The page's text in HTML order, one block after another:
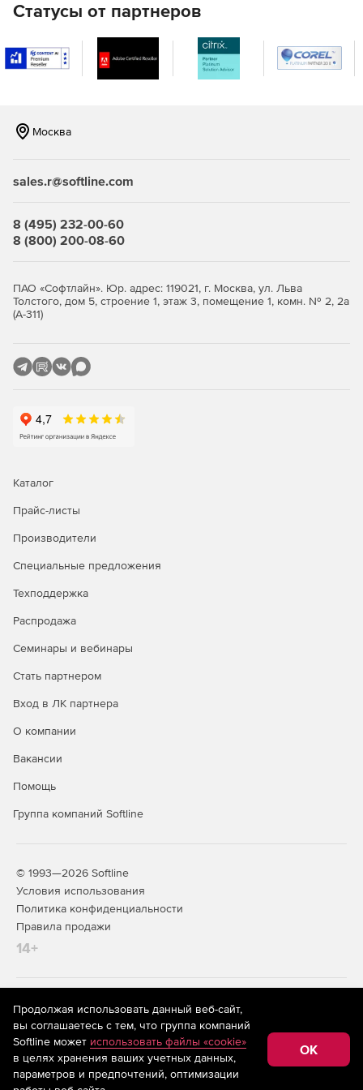
Действия пользователя в базах данных Exchange.
Отчет о перемещении почтовых ящиков.
Мониторинг услуг.
IMAP и т. д.).
Мониторинг потока электронной почты.
Мониторинг хранилища (почтовые ящики, базы
данных и диски).
Мониторинг ЦП и памяти сервера Exchange.
Мониторинг шаблонов входа пользователей.
ящика.
Полный список значений записей контроля доступа
Возможность следить за изменениями свойств
изменения ограничений размера, активированные
почтовые ящики.
Статусы от партнеров
Москва
sales.r@softline.com
8 (495) 232-00-60
8 (800) 200-08-60
ПАО «Софтлайн». Юр. адрес: 119021, г. Москва, ул. Льва
Толстого, дом 5, строение 1, этаж 3, помещение 1, комн. № 2, 2а
(А-311)
Каталог
Прайс-листы
Производители
Специальные предложения
Техподдержка
Распродажа
Семинары и вебинары
Стать партнером
Вход в ЛК партнера
О компании
Вакансии
Помощь
Группа компаний Softline
© 1993—2026 Softline
Условия использования
Политика конфиденциальности
Правила продажи
14+
На информационном ресурсе store.softline.ru применяются
рекомендательные технологии
(информационные технологии
предоставления информации на основе сбора,
систематизации и анализа сведений, относящихся к
предпочтениям пользователей сети «Интернет»,
находящихся на территории Российской Федерации)
Продолжая использовать данный веб-сайт,
вы соглашаетесь с тем, что группа компаний
Softline может использовать файлы «cookie»
в целях хранения ваших учетных данных,
параметров и предпочтений, оптимизации
OK